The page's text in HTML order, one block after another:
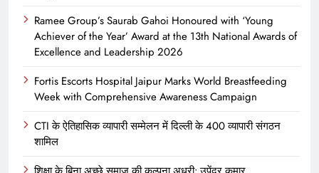
Ramee Group’s Saurab Gahoi Honoured with ‘Young
Achiever of the Year’ Award at the 13th National Awards of
Excellence and Leadership 2026
Fortis Escorts Hospital Jaipur Marks World Breastfeeding
Week with Comprehensive Awareness Campaign
CTI के ऐतिहासिक व्यापारी सम्मेलन में दिल्ली के 400 व्यापारी संगठन
शामिल